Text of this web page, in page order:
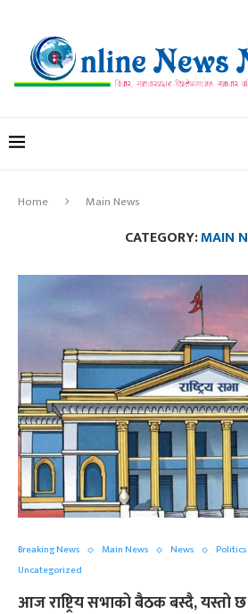
Home Main News
CATEGORY:MAIN
Breaking News Main News News Politics
Uncategorized
आज राष्ट्रिय सभाको बैठक बस्दै, यस्तो